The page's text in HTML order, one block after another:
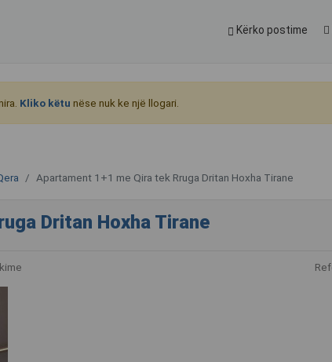
Kërko postime
Kliko këtu nëse nuk ke një llogari.
Apartament 1+1 me Qira tek Rruga Dritan Hoxha Tirane
Dritan Hoxha Tirane